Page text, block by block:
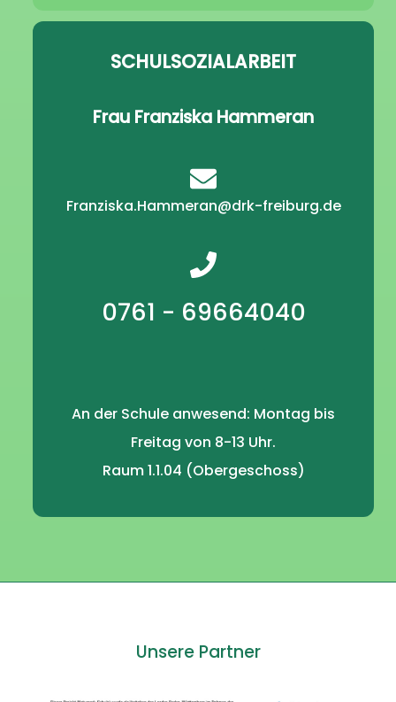
SCHULSOZIALARBEIT
Frau Franziska Hammeran
Franziska.Hammeran@drk-freiburg.de
0761 - 69664040
An der Schule anwesend: Montag bis
Freitag von 8-13 Uhr.
Raum 1.1.04 (Obergeschoss)
Unsere Partner